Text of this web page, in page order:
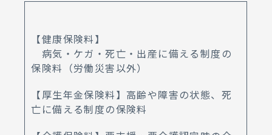
【健康保険料】
病気・ケガ・死亡・出産に備える制度の
保険料（労働災害以外）
【厚生年金保険料】高齢や障害の状態、死
亡に備える制度の保険料